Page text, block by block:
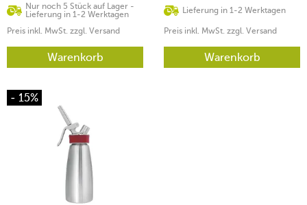
Nur noch 5 Stück auf Lager -
Lieferung in 1-2 Werktagen
Preis inkl. MwSt. zzgl. Versand
Warenkorb
Lieferung in 1-2 Werktagen
Preis inkl. MwSt. zzgl. Versand
Warenkorb
- 15%